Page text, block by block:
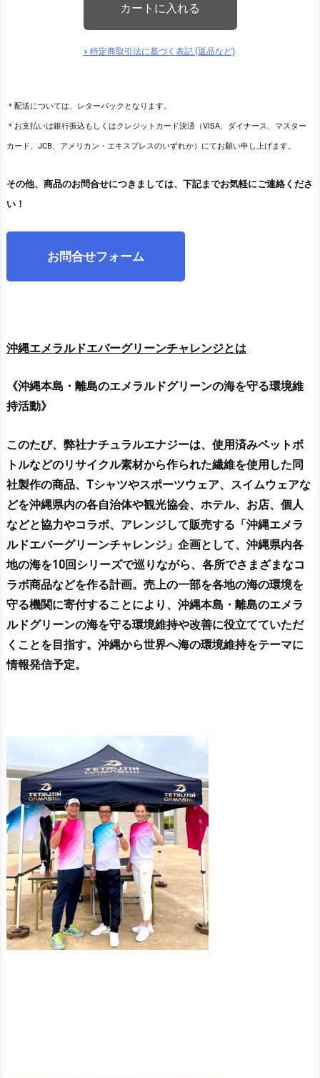
» 特定商取引法に基づく表記 (返品など)
＊配送については、レターパックとなります。
＊お支払いは銀行振込もしくはクレジットカード決済（VISA、ダイナース、マスター
カード、JCB、アメリカン・エキスプレスのいずれか）にてお願い申し上げます。
その他、商品のお問合せにつきましては、下記までお気軽にご連絡くださ
い！
お問合せフォーム
沖縄エメラルドエバーグリーンチャレンジとは
《沖縄本島・離島のエメラルドグリーンの海を守る環境維
持活動》
このたび、弊社ナチュラルエナジーは、使用済みペットボ
トルなどのリサイクル素材から作られた繊維を使用した同
社製作の商品、Tシャツやスポーツウェア、スイムウェアな
どを沖縄県内の各自治体や観光協会、ホテル、お店、個人
などと協力やコラボ、アレンジして販売する「沖縄エメラ
ルドエバーグリーンチャレンジ」企画として、沖縄県内各
地の海を10回シリーズで巡りながら、各所でさまざまなコ
ラボ商品などを作る計画。売上の一部を各地の海の環境を
守る機関に寄付することにより、沖縄本島・離島のエメラ
ルドグリーンの海を守る環境維持や改善に役立てていただ
くことを目指す。沖縄から世界へ海の環境維持をテーマに
情報発信予定。